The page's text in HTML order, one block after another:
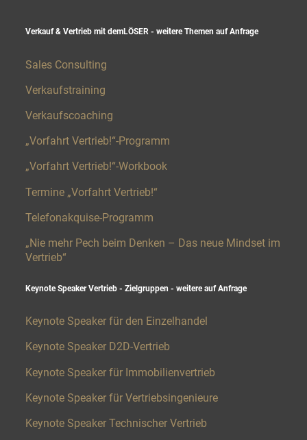
Verkauf & Vertrieb mit demLÖSER - weitere Themen auf Anfrage​
Sales Consulting
Verkaufstraining
Verkaufscoaching
„Vorfahrt Vertrieb!“-Programm
„Vorfahrt Vertrieb!“-Workbook
Termine „Vorfahrt Vertrieb!“
Telefonakquise-Programm
„Nie mehr Pech beim Denken – Das neue Mindset im
Vertrieb“
Keynote Speaker Vertrieb - Zielgruppen - weitere auf Anfrage​
Keynote Speaker für den Einzelhandel
Keynote Speaker D2D-Vertrieb
Keynote Speaker für Immobilienvertrieb
Keynote Speaker für Vertriebsingenieure
Keynote Speaker Technischer Vertrieb